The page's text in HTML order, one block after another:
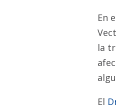
En
la
El